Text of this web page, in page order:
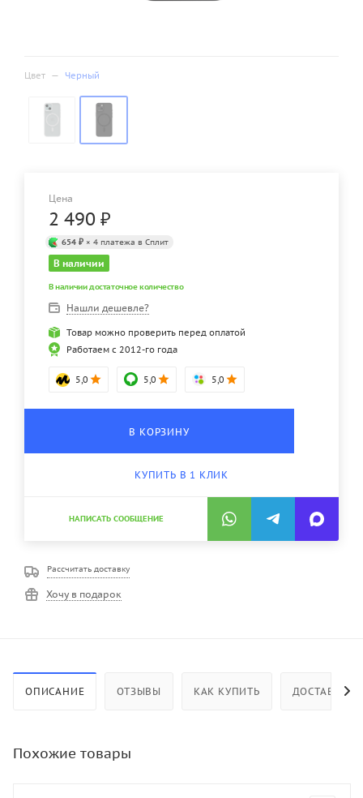
Цвет — Черный
Цена
2 490 ₽
654 ₽ × 4 платежа в Сплит
В наличии
В наличии достаточное количество
Нашли дешевле?
Товар можно проверить перед оплатой
Работаем с 2012-го года
5,0 5,0 5,0
В КОРЗИНУ
КУПИТЬ В 1 КЛИК
НАПИСАТЬ СООБЩЕНИЕ
Рассчитать доставку
Хочу в подарок
ОПИСАНИЕ ОТЗЫВЫ КАК КУПИТЬ ДОСТАВКА
Похожие товары